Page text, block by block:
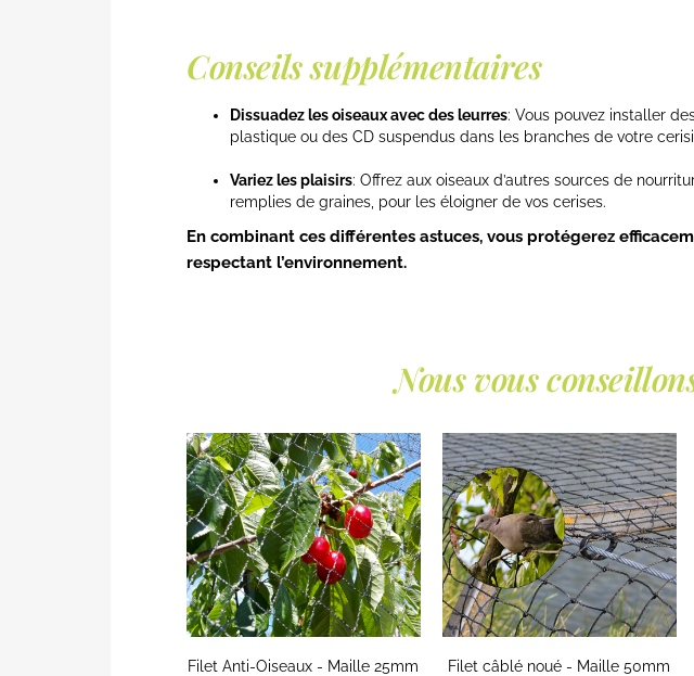
Conseils supplémentaires
Dissuadez les oiseaux avec des leurres: Vous pouvez installer
plastique ou des CD suspendus dans les branches de votre
Variez les plaisirs: Offrez aux oiseaux d’autres sources de
remplies de graines, pour les éloigner de vos cerises.
En combinant ces différentes astuces, vous protégerez
respectant l’environnement.
Nous vous
Filet Anti-Oiseaux - Maille 25mm Filet câblé noué - Maille 50mm